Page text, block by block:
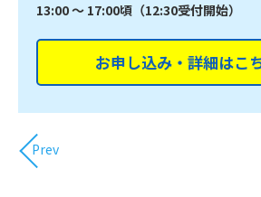
13:00 ～ 17:00頃（12:30受付開始）
お申し込み・詳細はこ
Prev